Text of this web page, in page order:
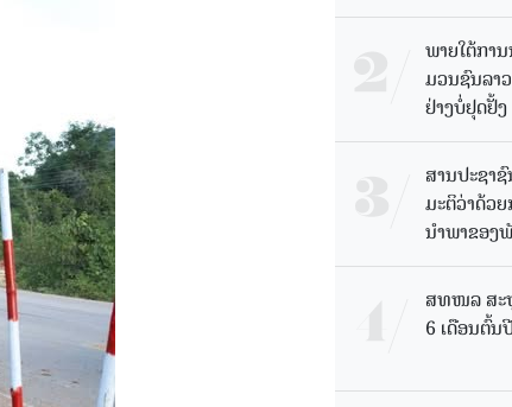
ພາຍໃຕ້ກາ
ມວນຊົນລາ
ຢ່າງບໍ່ຢຸດຢັ້ງ
ສານປະຊາ
ມະຕິວ່າດ້ວ
ນຳພາຂອງ
ສທໜລ ສະ
6 ເດືອນຕົ້ນ